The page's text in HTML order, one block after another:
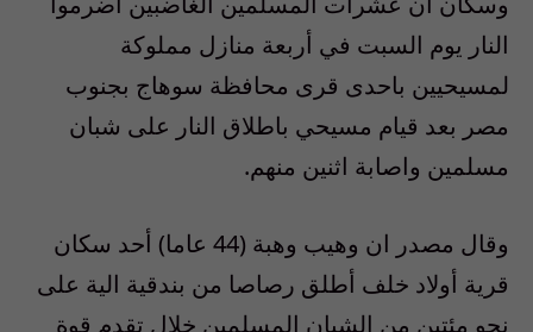
النار يوم السبت في أربعة منازل مملوكة
لمسيحيين باحدى قرى محافظة سوهاج بجنوب
مصر بعد قيام مسيحي باطلاق النار على شبان
مسلمين واصابة اثنين منهم.
وقال مصدر ان وهيب وهبة (44 عاما) أحد سكان
قرية أولاد خلف أطلق رصاصا من بندقية الية على
نحو مئتين من الشبان المسلمين خلال تقدم قوة